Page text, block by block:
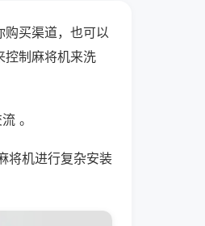
买渠道，也可以
控制麻将机来洗
。
将机进行复杂安装